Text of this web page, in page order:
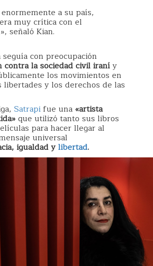
enormemente a su país,
muy crítica con el
señaló Kian.
con preocupación
contra la sociedad civiliraníy
los movimientos en
libertades y los derechos de las
Satrapifue una «artista
que utilizó tanto sus libros
para hacer llegar al
universal
igualdad ylibertad.